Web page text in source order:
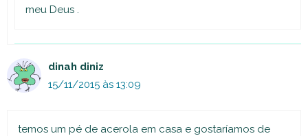
meu Deus .
dinah diniz
15/11/2015 às 13:09
temos um pé de acerola em casa e gostaríamos de